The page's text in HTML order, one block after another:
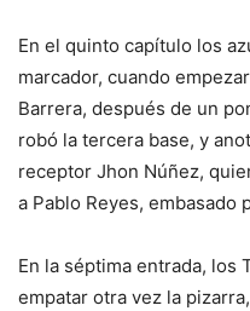
En el quinto capítulo los
marcador, cuando
Barrera, después de un
robó la tercera base, y
receptor Jhon Núñez,
a Pablo Reyes, embasado
En la séptima entrada, los
empatar otra vez la